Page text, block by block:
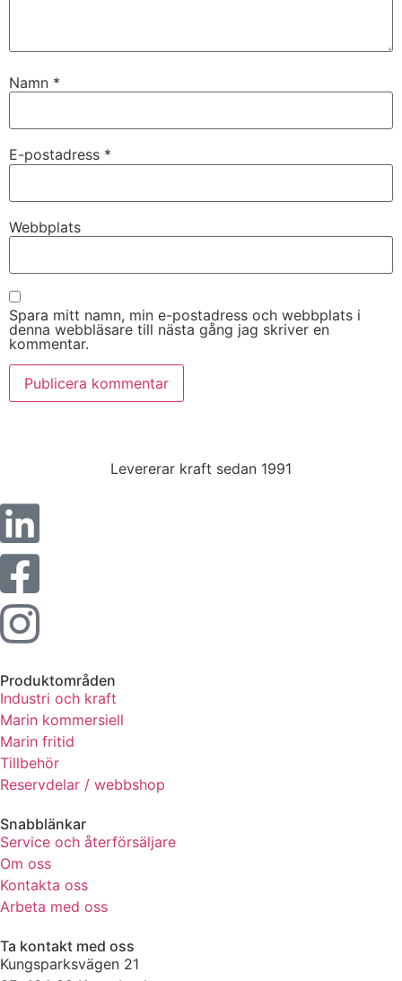
Namn *
E-postadress *
Webbplats
Spara mitt namn, min e-postadress och webbplats i
denna webbläsare till nästa gång jag skriver en
kommentar.
Levererar kraft sedan 1991
Produktområden
Industri och kraft
Marin kommersiell
Marin fritid
Tillbehör
Reservdelar / webbshop
Snabblänkar
Service och återförsäljare
Om oss
Kontakta oss
Arbeta med oss
Ta kontakt med oss
Kungsparksvägen 21